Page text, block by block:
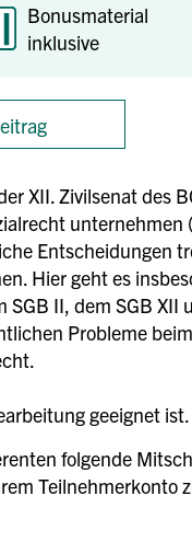
Bonusmaterial
inklusive
XII. Zivilsenat des
unternehmen
Entscheidungen
Hier geht es
II, dem SGB XII
Probleme beim
geeignet ist.
folgende
Teilnehmerkonto